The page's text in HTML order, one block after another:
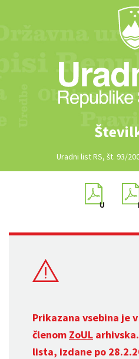
Uradni list RS, št. 93/
Prikazana vsebina je
členom ZoUL
lista, izdane po